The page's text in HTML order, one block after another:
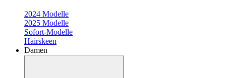
2024 Modelle
2025 Modelle
Sofort-Modelle
Hairskeen
Damen